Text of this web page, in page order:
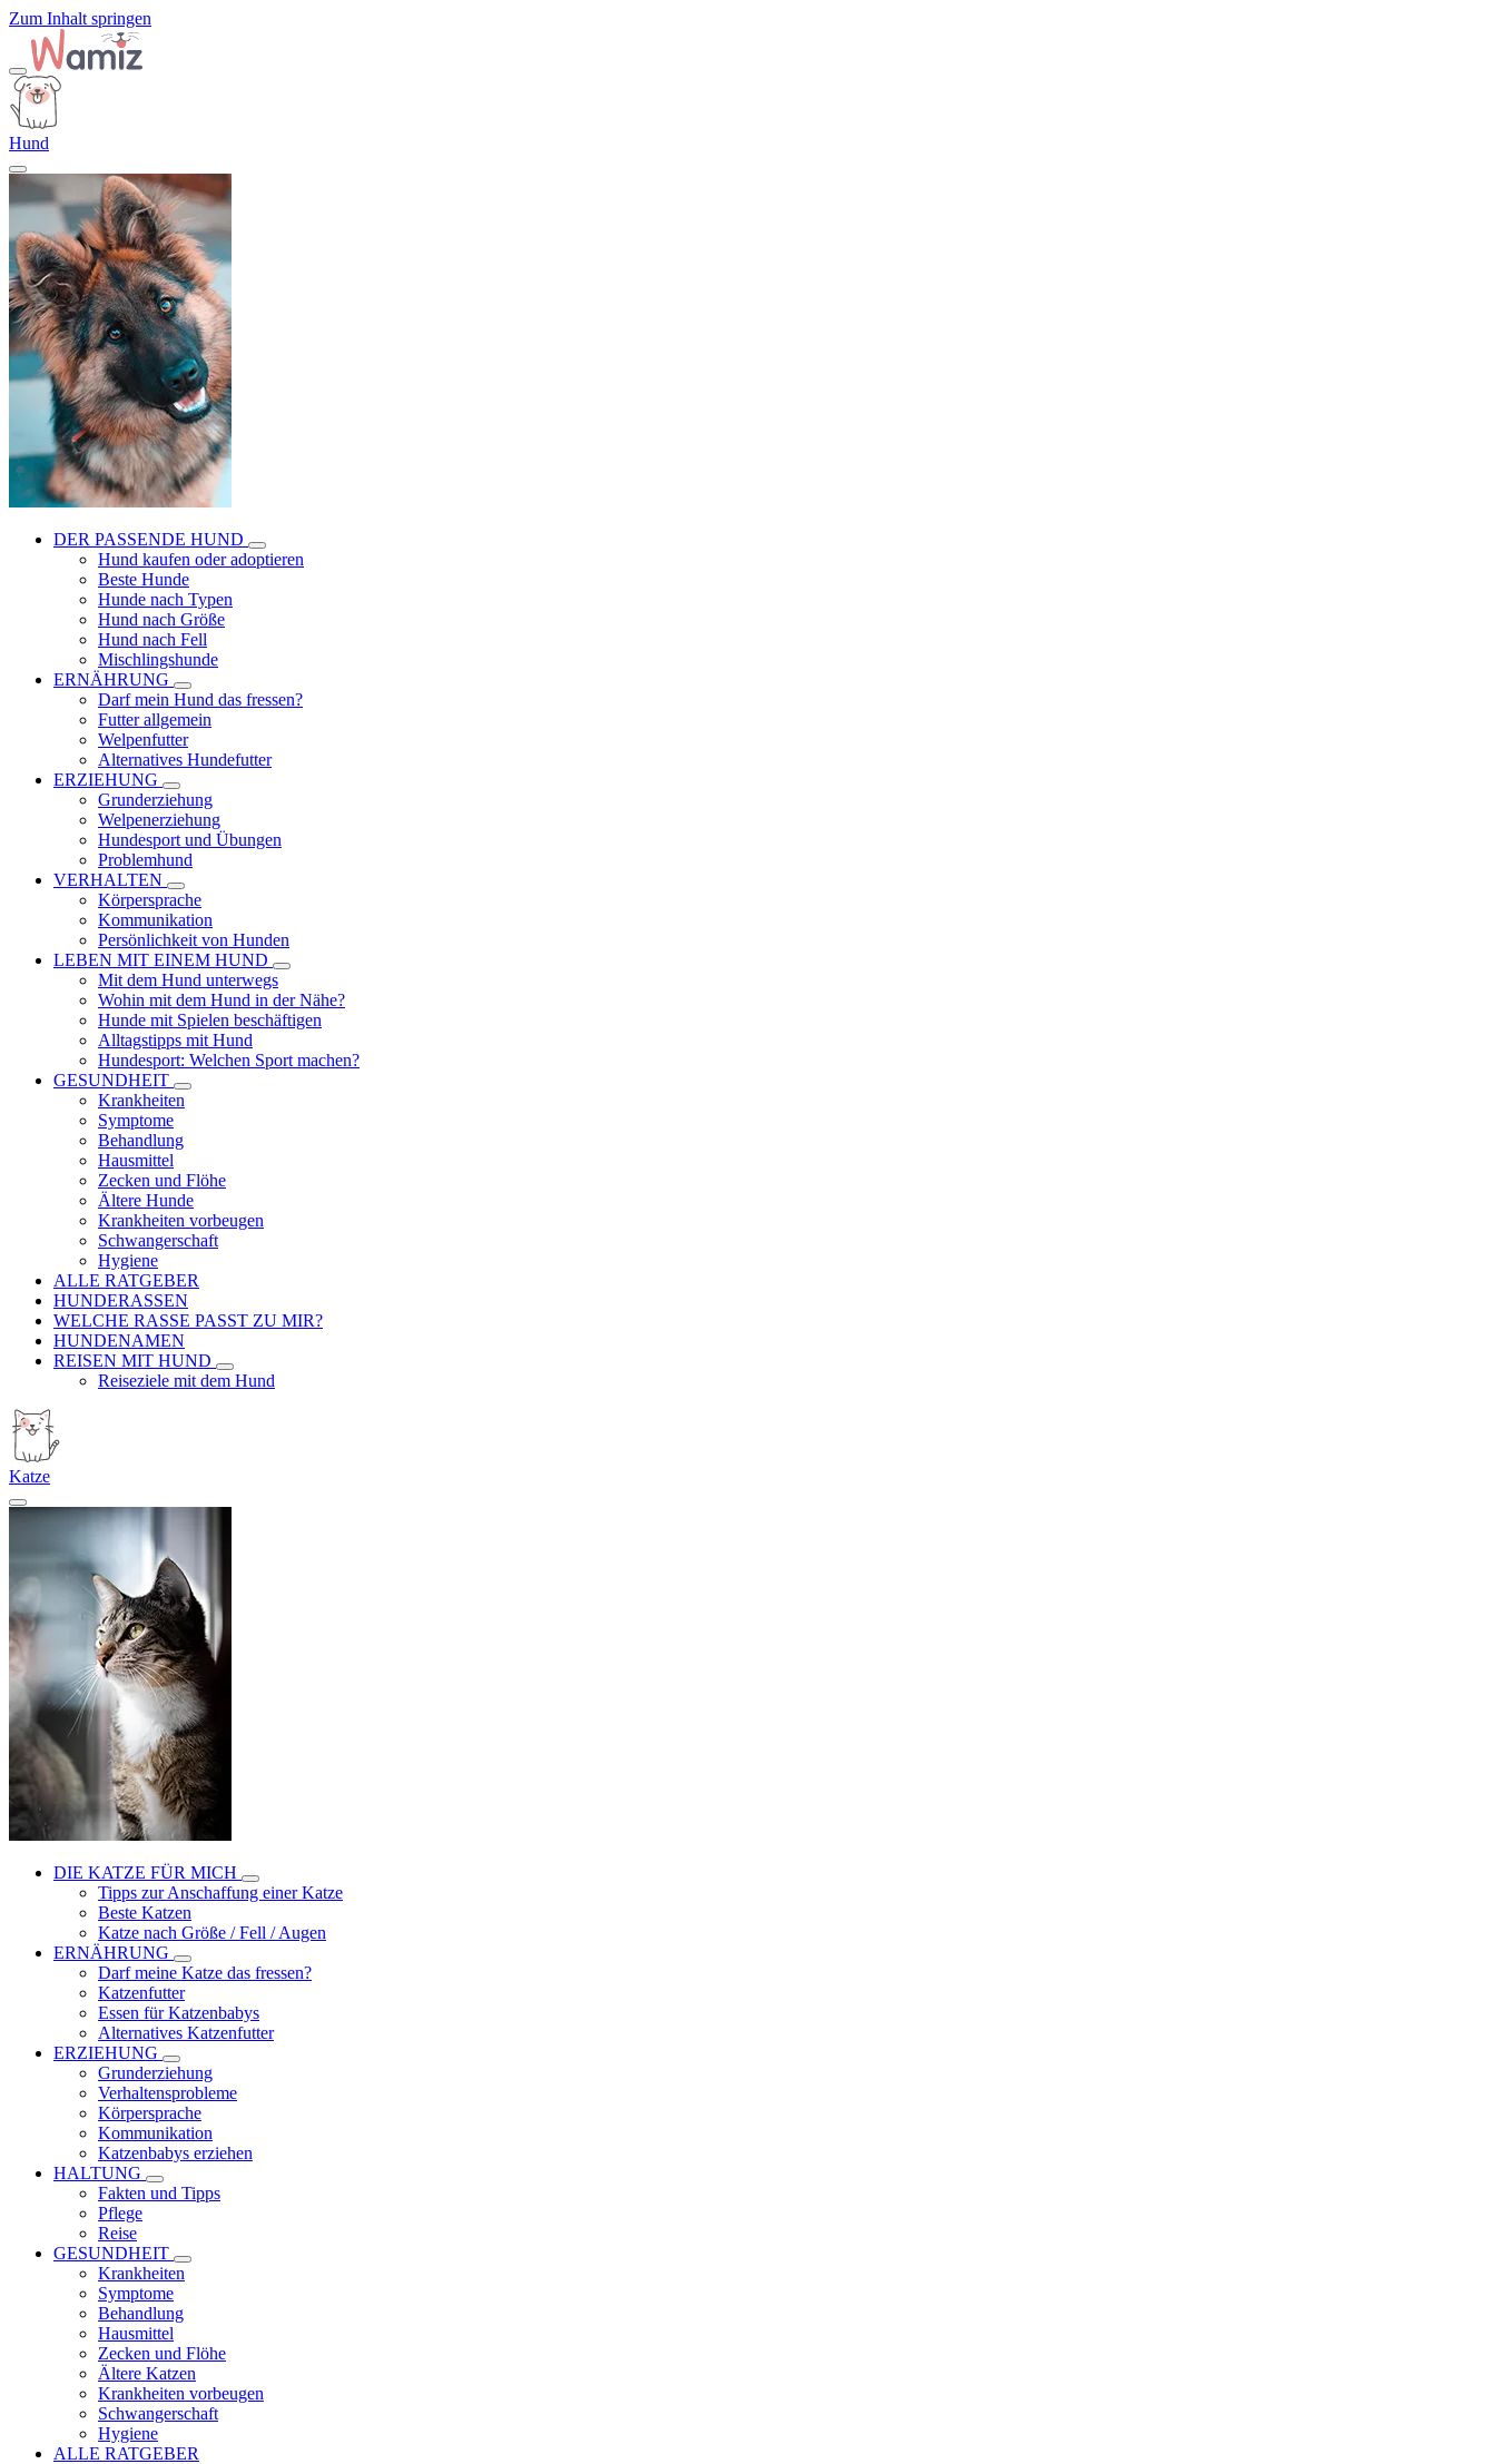
Zum Inhalt springen
Hund
DER PASSENDE HUND
Hund kaufen oder adoptieren
Beste Hunde
Hunde nach Typen
Hund nach Größe
Hund nach Fell
Mischlingshunde
ERNÄHRUNG
Darf mein Hund das fressen?
Futter allgemein
Welpenfutter
Alternatives Hundefutter
ERZIEHUNG
Grunderziehung
Welpenerziehung
Hundesport und Übungen
Problemhund
VERHALTEN
Körpersprache
Kommunikation
Persönlichkeit von Hunden
LEBEN MIT EINEM HUND
Mit dem Hund unterwegs
Wohin mit dem Hund in der Nähe?
Hunde mit Spielen beschäftigen
Alltagstipps mit Hund
Hundesport: Welchen Sport machen?
GESUNDHEIT
Krankheiten
Symptome
Behandlung
Hausmittel
Zecken und Flöhe
Ältere Hunde
Krankheiten vorbeugen
Schwangerschaft
Hygiene
ALLE RATGEBER
HUNDERASSEN
WELCHE RASSE PASST ZU MIR?
HUNDENAMEN
REISEN MIT HUND
Reiseziele mit dem Hund
Katze
DIE KATZE FÜR MICH
Tipps zur Anschaffung einer Katze
Beste Katzen
Katze nach Größe / Fell / Augen
ERNÄHRUNG
Darf meine Katze das fressen?
Katzenfutter
Essen für Katzenbabys
Alternatives Katzenfutter
ERZIEHUNG
Grunderziehung
Verhaltensprobleme
Körpersprache
Kommunikation
Katzenbabys erziehen
HALTUNG
Fakten und Tipps
Pflege
Reise
GESUNDHEIT
Krankheiten
Symptome
Behandlung
Hausmittel
Zecken und Flöhe
Ältere Katzen
Krankheiten vorbeugen
Schwangerschaft
Hygiene
ALLE RATGEBER